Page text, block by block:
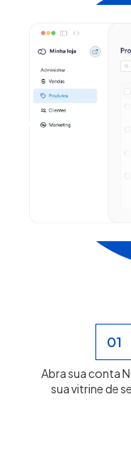
01
Abra sua conta
sua vitrine de